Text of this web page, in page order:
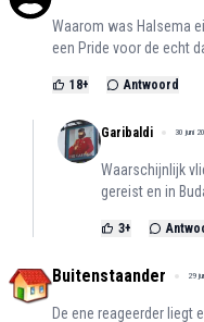
Waarom was Halsema
een Pride voor de echt
18+ Antwoord
Garibaldi 30 juni
Waarschijnlijk
gereist en in
3+
Buitenstaander 29
De ene reageerder liegt